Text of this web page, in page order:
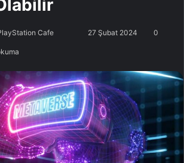
Cafe
l
o
w
o
n
X
e
-
p
o
s
t
27 Şubat 2024 0